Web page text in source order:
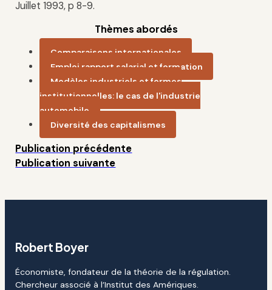
Juillet 1993, p 8-9.
Thèmes abordés
Comparaisons internationales
Emploi,rapport salarial et formation
Modèles industriels et formes
institutionnelles: le cas de l'industrie
automobile
Diversité des capitalismes
Publication précédente
Publication suivante
Robert Boyer
Économiste, fondateur de la théorie de la régulation.
Chercheur associé à l’Institut des Amériques.